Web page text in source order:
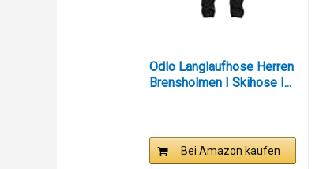
Odlo Langlaufhose Herren
Brensholmen I Skihose I...
Bei Amazon kaufen